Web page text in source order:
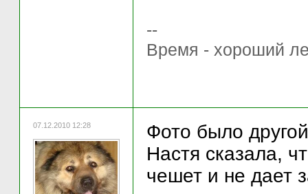
--
Время - хороший
07.12.2010 12:28
Фото было
Настя сказала,
чешет и не дает